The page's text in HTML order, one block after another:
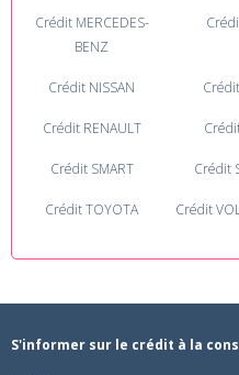
Crédit MERCEDES-
BENZ
Crédit NISSAN
Crédit RENAULT
Crédit SMART Crédit
Crédit TOYOTA Crédit
S'informer sur le crédit à la